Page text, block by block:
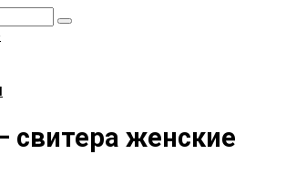
свитера женские